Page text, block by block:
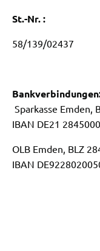
St.-Nr. :
58/139/02437
Sparkasse Emden,
IBAN DE21
OLB Emden, BLZ
IBAN